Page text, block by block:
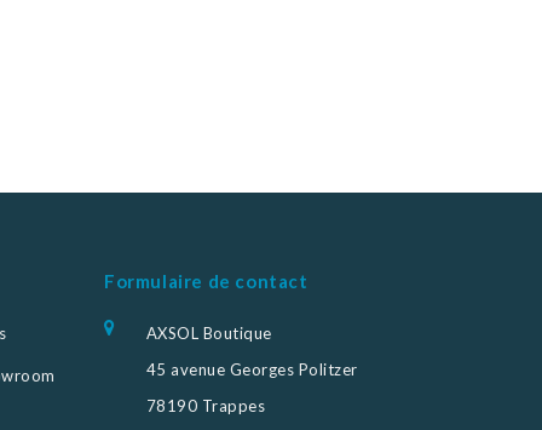
Formulaire de contact
AXSOL Boutique
45 avenue Georges Politzer
78190 Trappes